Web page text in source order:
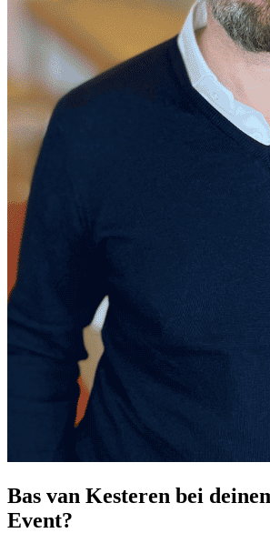
Bas van Kesteren bei
Event?